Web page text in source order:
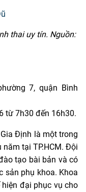
thai uy tín. Nguồn:
7, quận Bình
từ 7h30 đến 16h30.
Định là một trong
tại TP.HCM. Đội
tạo bài bản và có
sản phụ khoa. Khoa
đại phục vụ cho